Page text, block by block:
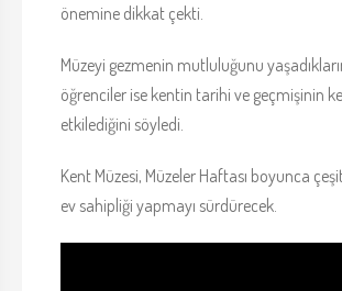
önemine dikkat çekti.
Müzeyi gezmenin mutluluğunu
öğrenciler ise kentin tarihi ve geçmişinin
etkilediğini söyledi.
Kent Müzesi, Müzeler Haftası boyunca
ev sahipliği yapmayı sürdürecek.